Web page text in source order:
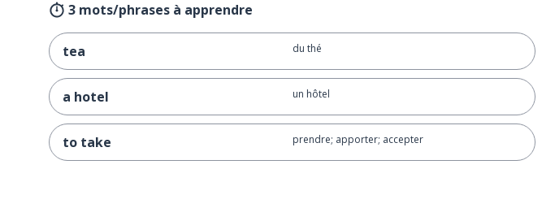
3 mots/phrases à apprendre
tea du thé
a hotel un hôtel
to take prendre; apporter; accepter